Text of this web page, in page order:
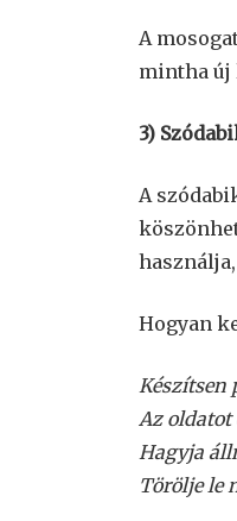
A
mintha új
3)
A
Hogyan
Készítsen
Az oldatot
Hagyja
Törölje le